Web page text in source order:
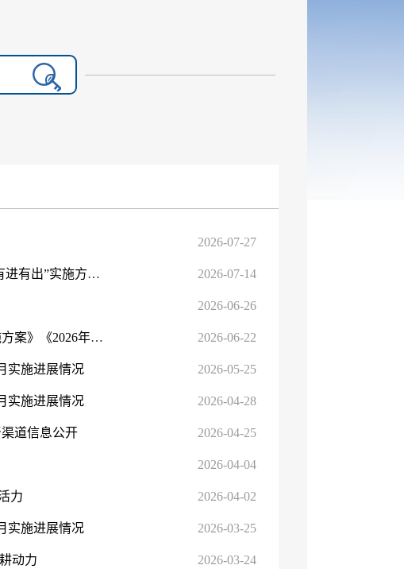
2026-07-27
关于印发《自治区农机购置与应用补贴“优机优补”“有进有出”实施方案》的通知 2026-07-14
2026-06-26
关于印发《2026年自治区耕地地力保护补贴项目实施方案》《2026年自治区大豆种植补贴项目实施方案》的通知 2026-06-22
实施进展情况 2026-05-25
实施进展情况 2026-04-28
道信息公开 2026-04-25
2026-04-04
力 2026-04-02
实施进展情况 2026-03-25
动力 2026-03-24